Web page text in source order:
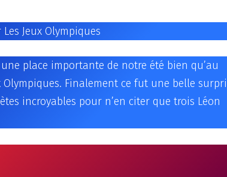
Jeux Olympiques
place importante de notre été bien qu’au
Finalement ce fut une belle
incroyables pour n’en citer que trois Léon